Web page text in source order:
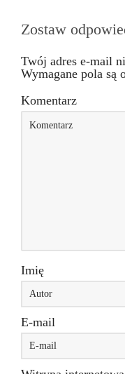
Zostaw
Twój adres e-mail
Wymagane pola są
Komentarz
Imię
E-mail